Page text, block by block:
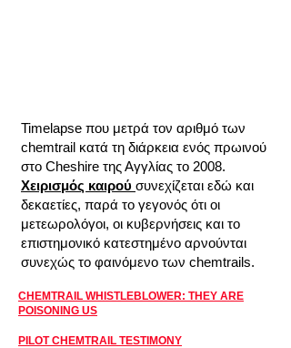
Timelapse που μετρά τον αριθμό των
chemtrail κατά τη διάρκεια ενός πρωινού
στο Cheshire της Αγγλίας το 2008.
Χειρισμός καιρού συνεχίζεται εδώ και
δεκαετίες, παρά το γεγονός ότι οι
μετεωρολόγοι, οι κυβερνήσεις και το
επιστημονικό κατεστημένο αρνούνται
συνεχώς το φαινόμενο των chemtrails.
CHEMTRAIL WHISTLEBLOWER: THEY ARE
POISONING US
PILOT CHEMTRAIL TESTIMONY